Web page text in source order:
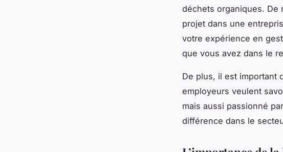
déchets organiques. De
projet dans une
votre expérience en
que vous avez dans le
De plus, il est important
employeurs veulent
mais aussi passionné
différence dans le